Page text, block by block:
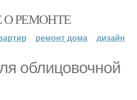
О РЕМОНТЕ
ремонт дома дизайн
облицовочной